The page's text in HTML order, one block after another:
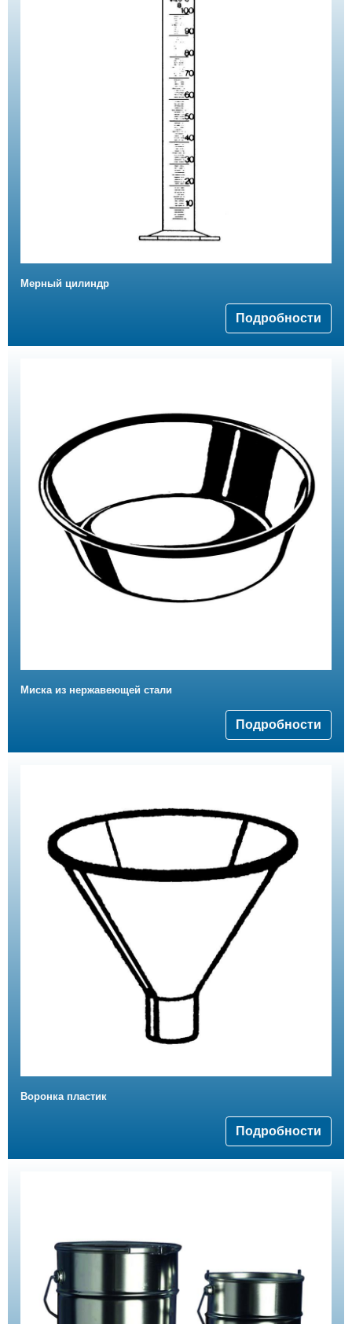
Мерный цилиндр
Подробности
Миска из нержавеющей стали
Подробности
Воронка пластик
Подробности